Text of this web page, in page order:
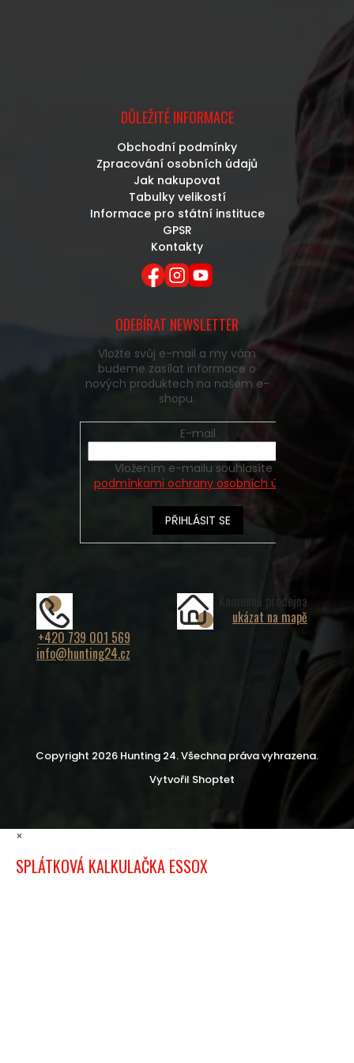
DŮLEŽITÉ INFORMACE
Obchodní podmínky
Zpracování osobních údajů
Jak nakupovat
Tabulky velikostí
Informace pro státní instituce
GPSR
Kontakty
ODEBÍRAT NEWSLETTER
Vložte svůj e-mail a my vám
budeme zasílat informace o
nových produktech na našem e-
shopu.
E-mail
podmínkami ochrany osobních údajů
PŘIHLÁSIT SE
+420 739 001 569
info@hunting24.cz
Kamenná prodejna
ukázat na mapě
Vytvořil Shoptet
Copyright 2026 Hunting 24. Všechna práva vyhrazena.
×
SPLÁTKOVÁ KALKULAČKA ESSOX